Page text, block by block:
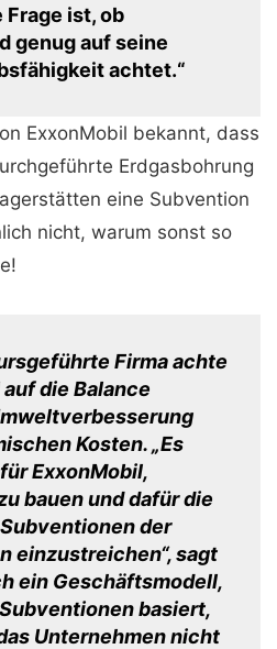
Frage ist, ob
genug auf seine
achtet.“
ExxonMobil bekannt, dass
Erdgasbohrung
eine Subvention
nicht, warum sonst so
Firma achte
die Balance
Kosten. „Es
ExxonMobil,
bauen und dafür die
der
einzustreichen“, sagt
ein Geschäftsmodell,
basiert,
Unternehmen nicht